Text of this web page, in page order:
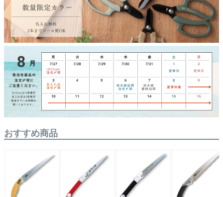
おすすめ商品